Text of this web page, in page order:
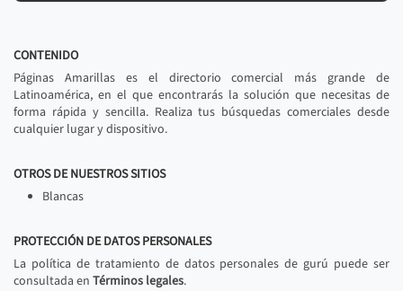
CONTENIDO
Páginas Amarillas es el directorio comercial más grande de
Latinoamérica, en el que encontrarás la solución que necesitas de
forma rápida y sencilla. Realiza tus búsquedas comerciales desde
cualquier lugar y dispositivo.
OTROS DE NUESTROS SITIOS
Blancas
PROTECCIÓN DE DATOS PERSONALES
La política de tratamiento de datos personales de gurú puede ser
consultada en Términos legales.